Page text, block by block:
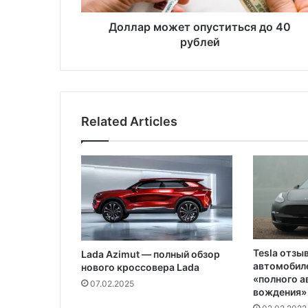
ж
п
и
т
ь
с
о
4
0
р
у
б
Доллар может опуститься до 40
рублей
Related Articles
Lada Azimut — полный обзор
нового кроссовера Lada
07.02.2025
Tesla
«полного
вождения»